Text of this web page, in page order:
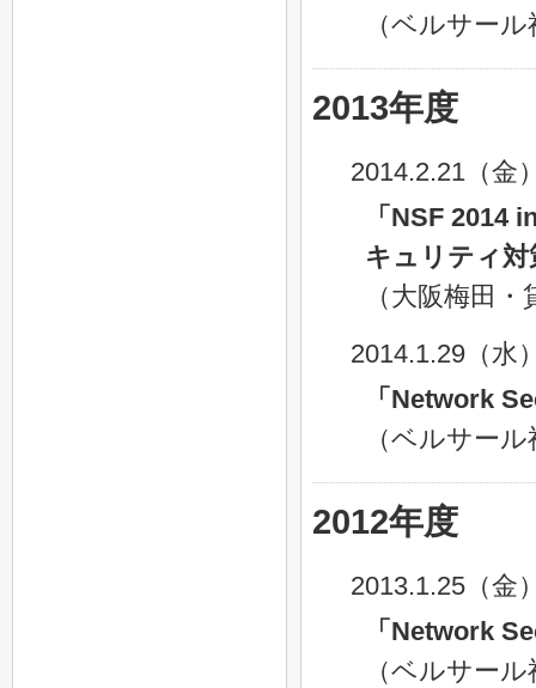
（ベルサー
2013年度
2014.2.21（金
「NSF 2014
キュリティ
（大阪梅田
2014.1.29（水
「Network
（ベルサー
2012年度
2013.1.25（金
「Network
（ベルサー